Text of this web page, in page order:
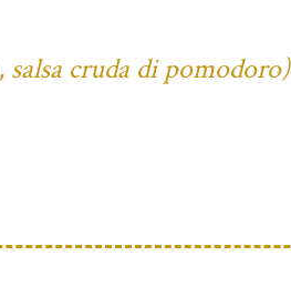
cruda di pomodoro)